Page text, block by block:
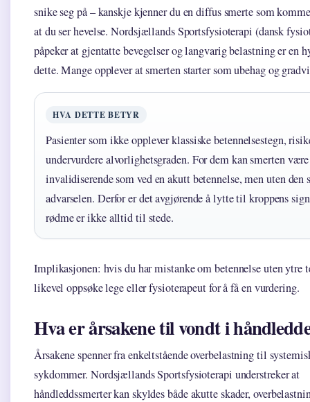
snike seg på – kanskje kjenner du en diffus smerte som
at du ser hevelse. Nordsjællands Sportsfysioterapi (dansk
påpeker at gjentatte bevegelser og langvarig belastning er en
dette. Mange opplever at smerten starter som ubehag og
HVA DETTE BETYR
Pasienter som ikke opplever klassiske betennelsestegn,
undervurdere alvorlighetsgraden. For dem kan smerten
invalidiserende som ved en akutt betennelse, men uten den
advarselen. Derfor er det avgjørende å lytte til kroppens
rødme er ikke alltid til stede.
Implikasjonen: hvis du har mistanke om betennelse uten ytre
likevel oppsøke lege eller fysioterapeut for å få en vurdering.
Hva er årsakene til vondt i
Årsakene spenner fra enkeltstående overbelastning til
sykdommer. Nordsjællands Sportsfysioterapi understreker at
håndleddssmerter kan skyldes både akutte skader,